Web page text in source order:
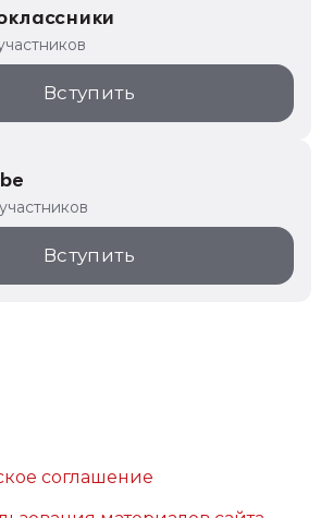
Вступить
Вступить
соглашение